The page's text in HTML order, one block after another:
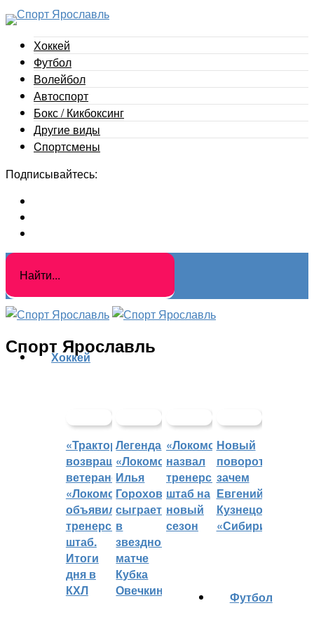
Хоккей
Футбол
Волейбол
Автоспорт
Бокс / Кикбоксинг
Другие виды
Cпортсмены
Подписывайтесь:
Спорт Ярославль
Хоккей
«Трактор»
возвращает
ветеранов,
«Локомотив»
объявил
тренерский
штаб.
Итоги
дня в
КХЛ
Легенда
«Локомотива»
Илья
Горохов
сыграет
в
звездном
матче
Кубка
Овечкина
«Локомотив»
назвал
тренерский
штаб на
новый
сезон
Новый
поворот:
зачем
Евгений
Кузнецов
«Сибири»?
Футбол